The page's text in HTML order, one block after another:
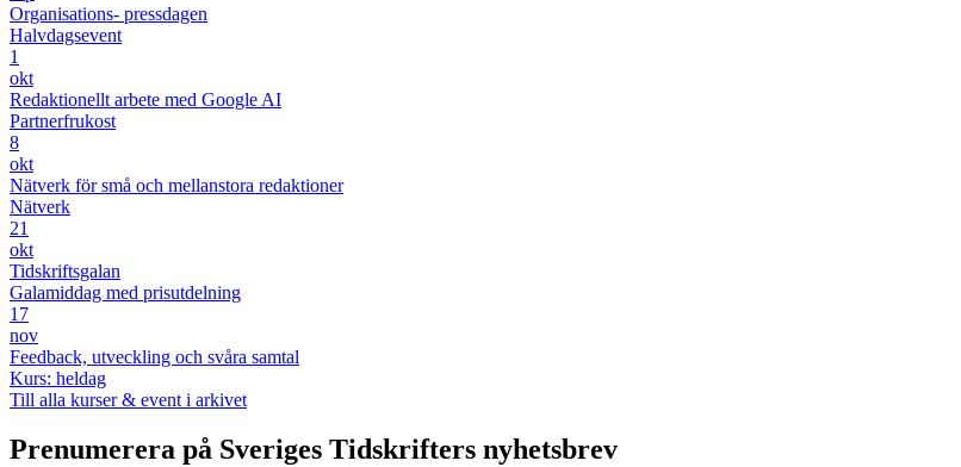
Organisations- pressdagen
Halvdagsevent
1
okt
Redaktionellt arbete med Google AI
Partnerfrukost
8
okt
Nätverk för små och mellanstora redaktioner
Nätverk
21
okt
Tidskriftsgalan
Galamiddag med prisutdelning
17
nov
Feedback, utveckling och svåra samtal
Kurs: heldag
Till alla kurser & event i arkivet
Prenumerera på Sveriges Tidskrifters nyhetsbrev